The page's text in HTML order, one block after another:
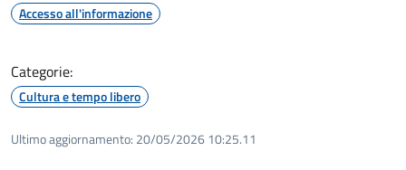
Accesso all'informazione
Categorie:
Cultura e tempo libero
Ultimo aggiornamento: 20/05/2026 10:25.11